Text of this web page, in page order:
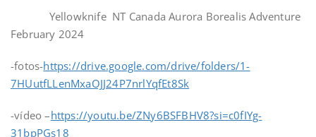
Yellowknife NT Canada Aurora Borealis Adventure
February 2024
-fotos-https://drive.google.com/drive/folders/1-
7HUutfLLenMxaOJJ24P7nrlYqfEt8Sk
-vídeo –https://youtu.be/ZNy6BSFBHV8?si=c0fIYg-
31bpPGs18